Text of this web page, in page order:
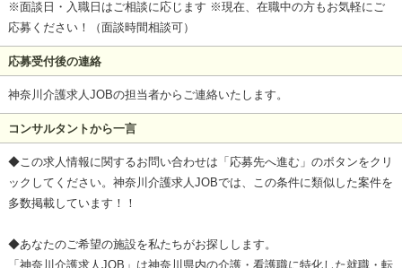
※面談日・入職日はご相談に応じます ※現在、在職中の方もお気軽にご
応募ください！（面談時間相談可）
応募受付後の連絡
神奈川介護求人JOBの担当者からご連絡いたします。
コンサルタントから一言
◆この求人情報に関するお問い合わせは「応募先へ進む」のボタンをクリ
ックしてください。神奈川介護求人JOBでは、この条件に類似した案件を
多数掲載しています！！
◆あなたのご希望の施設を私たちがお探しします。
「神奈川介護求人JOB」は神奈川県内の介護・看護職に特化した就職・転